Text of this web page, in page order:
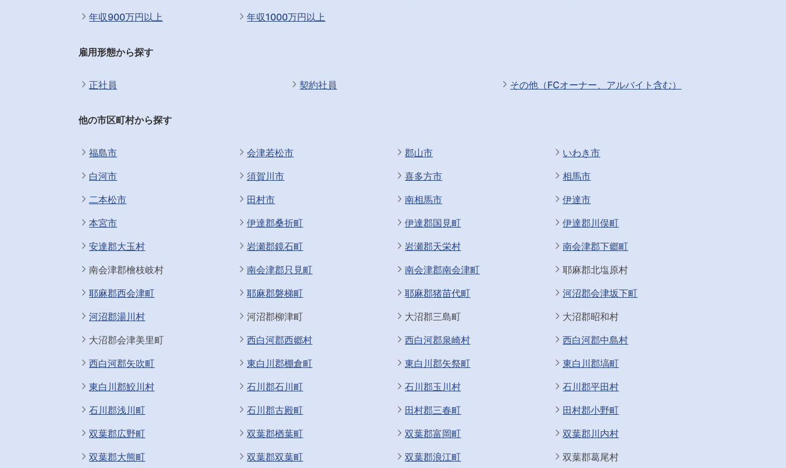
年収900万円以上
年収1000万円以上
雇用形態から探す
正社員 契約社員 その他（FCオーナー、アルバイト含む）
他の市区町村から探す
福島市 会津若松市 郡山市
いわき市
白河市
須賀川市 喜多方市
相馬市
二本松市
田村市 南相馬市
伊達市
本宮市
伊達郡桑折町 伊達郡国見町
伊達郡川俣町
安達郡大玉村
岩瀬郡鏡石町 岩瀬郡天栄村
南会津郡下郷町
南会津郡檜枝岐村
南会津郡只見町 南会津郡南会津町
耶麻郡北塩原村
耶麻郡西会津町
耶麻郡磐梯町 耶麻郡猪苗代町
河沼郡会津坂下町
河沼郡湯川村
河沼郡柳津町 大沼郡三島町
大沼郡昭和村
大沼郡会津美里町
西白河郡西郷村 西白河郡泉崎村
西白河郡中島村
西白河郡矢吹町
東白川郡棚倉町 東白川郡矢祭町
東白川郡塙町
東白川郡鮫川村
石川郡石川町 石川郡玉川村
石川郡平田村
石川郡浅川町
石川郡古殿町 田村郡三春町
田村郡小野町
双葉郡広野町
双葉郡楢葉町 双葉郡富岡町
双葉郡川内村
双葉郡大熊町
双葉郡双葉町 双葉郡浪江町 双葉郡葛尾村